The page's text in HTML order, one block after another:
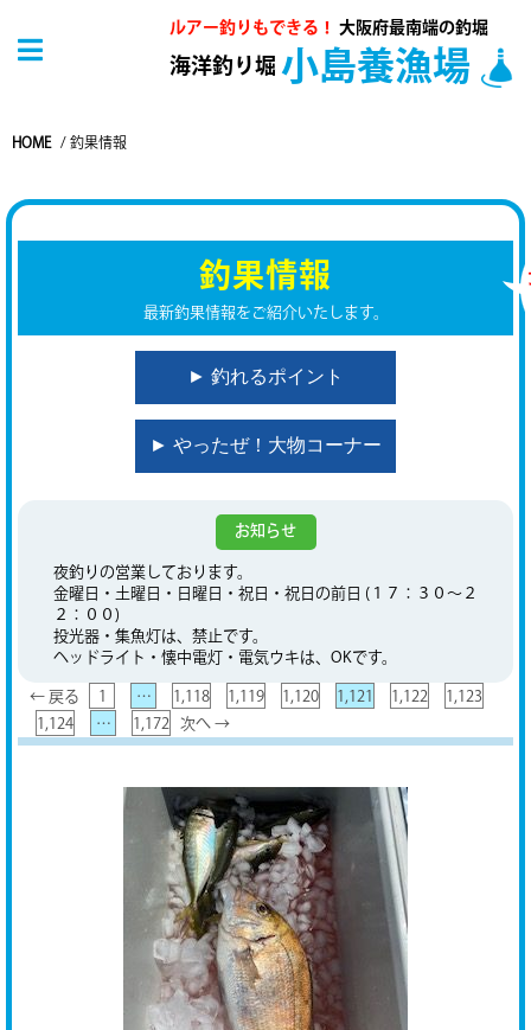
ルアー釣りもできる！ 大阪府最南端の釣堀
海洋釣り堀 小島養漁場
HOME / 釣果情報
釣果情報
最新釣果情報をご紹介いたします。
► 釣れるポイント
► やったぜ！大物コーナー
お知らせ
夜釣りの営業しております。
金曜日・土曜日・日曜日・祝日・祝日の前日 (１７：３０～２
２：００)
投光器・集魚灯は、禁止です。
ヘッドライト・懐中電灯・電気ウキは、OKです。
← 戻る 1 … 1,118 1,119 1,120 1,121 1,122
1,123
1,124
… 1,172 次へ →